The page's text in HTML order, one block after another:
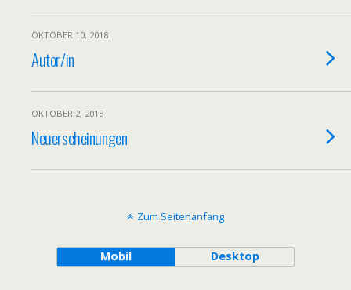
OKTOBER 10, 2018
Autor/in
OKTOBER 2, 2018
Neuerscheinungen
Zum Seitenanfang
Mobil Desktop